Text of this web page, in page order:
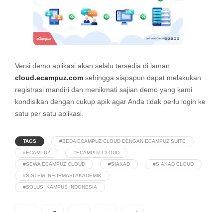
Versi demo aplikasi akan selalu tersedia di laman
cloud.ecampuz.com sehingga siapapun dapat melakukan
registrasi mandiri dan menikmati sajian demo yang kami
kondisikan dengan cukup apik agar Anda tidak perlu login ke
satu per satu aplikasi.
TAGS #BEDA ECAMPUZ CLOUD DENGAN ECAMPUZ SUITE
#ECAMPUZ #ECAMPUZ CLOUD
#SEWA ECAMPUZ CLOUD #SIAKAD #SIAKAD CLOUD
#SISTEM INFORMASI AKADEMIK
#SOLUSI KAMPUS INDONESIA